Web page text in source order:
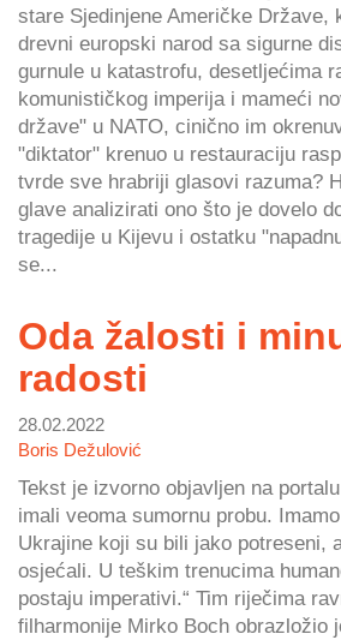
stare Sjedinjene Američke Države,
drevni europski narod sa sigurne
gurnule u katastrofu, desetljećima
komunističkog imperija i mameći
države" u NATO, cinično im
"diktator" krenuo u restauraciju
tvrde sve hrabriji glasovi razuma?
glave analizirati ono što je dovelo
tragedije u Kijevu i ostatku
se...
Oda žalosti i
radosti
28.02.2022
Boris Dežulović
Tekst je izvorno objavljen na
imali veoma sumornu probu.
Ukrajine koji su bili jako potreseni,
osjećali. U teškim trenucima
postaju imperativi.“ Tim riječima
filharmonije Mirko Boch obrazložio